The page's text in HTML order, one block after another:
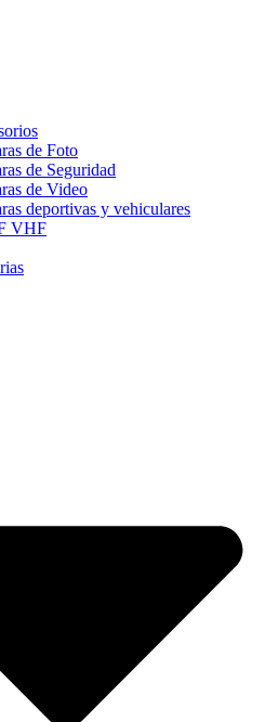
de Foto
de Seguridad
de Video
deportivas y vehiculares
VHF